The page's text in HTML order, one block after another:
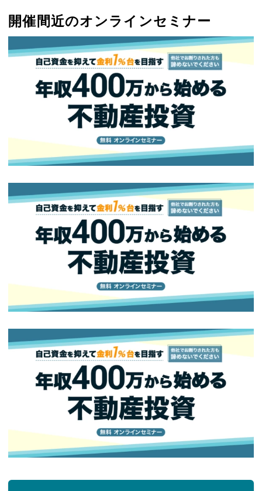
開催間近のオンラインセミナー